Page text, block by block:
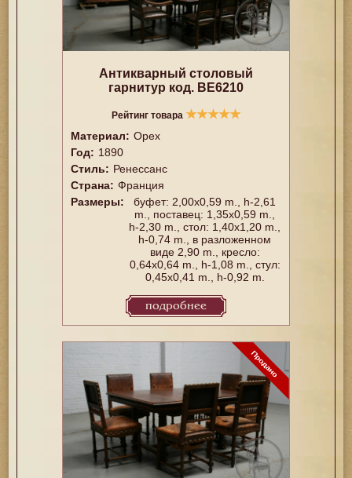
Антикварный столовый
гарнитур код. BE6210
Рейтинг товара ★★★★★
Материал: Орех
Год: 1890
Стиль: Ренессанс
Страна: Франция
Размеры:
буфет: 2,00x0,59 m., h-2,61
m., поставец: 1,35x0,59 m.,
h-2,30 m., стол: 1,40x1,20 m.,
h-0,74 m., в разложенном
виде 2,90 m., кресло:
0,64x0,64 m., h-1,08 m., стул:
0,45x0,41 m., h-0,92 m.
подробнее